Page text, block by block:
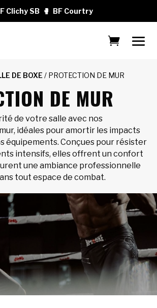
Clichy SB 🥊 BF Courtry
DE BOXE / PROTECTION DE MUR
DE MUR
de votre salle avec nos
idéales pour amortir les impacts
équipements. Conçues pour résister
intensifs, elles offrent un confort
une ambiance professionnelle
tout espace de combat.